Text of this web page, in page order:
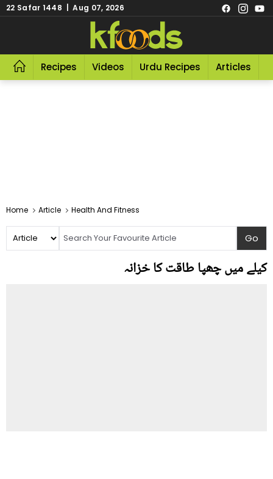
22 Safar 1448 | Aug 07, 2026
Recipes Videos Urdu Recipes Articles
Home Article Health And Fitness
کیلے میں چھپا طاقت کا خزانہ